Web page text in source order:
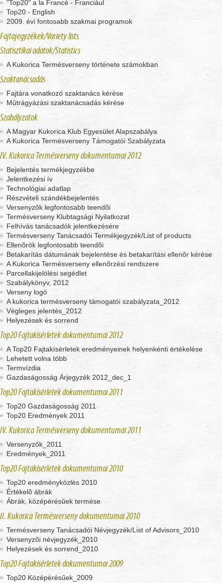
"Top20" a la Francé - Franciául
Top20 - English
2009. évi fontosabb szakmai programok
Fajtajegyzékek/Variety lists
Statisztikai adatok/Statistics
A Kukorica Termésverseny története számokban
Szaktanácsadás
Fajtára vonatkozó szaktanács kérése
Mûtrágyázási szaktanácsadás kérése
Szabályzatok
A Magyar Kukorica Klub Egyesület Alapszabálya
A Kukorica Termésverseny Támogatói Szabályzata
IV. Kukorica Termésverseny dokumentumai 2012
Bejelentés termékjegyzékbe
Jelentkezési ív
Technológiai adatlap
Részvételi szándékbejelentés
Versenyzõk legfontosabb teendõi
Termésverseny Klubtagsági Nyilatkozat
Felhívás tanácsadók jelentkezésére
Termésverseny Tanácsadói Termékjegyzék/List of products
Ellenõrök legfontosabb teendõi
Betakarítás dátumának bejelentése és betakarítási ellenőr kérése
A Kukorica Termésverseny ellenõrzési rendszere
Parcellakijelölési segédlet
Szabálykönyv, 2012
Verseny logó
A kukorica termésverseny támogatói szabályzata_2012
Végleges jelentés_2012
Helyezések és sorrend
Top20 Fajtakísérletek dokumentumai 2012
A Top20 Fajtakísérletek eredményeinek helyenkénti értékelése
Lehetett volna több
Termvízdia
Gazdaságosság Árjegyzék 2012_dec_1
Top20 Fajtakísérletek dokumentumai 2011
Top20 Gazdaságosság 2011
Top20 Eredmények 2011
IV. Kukorica Termésverseny dokumentumai 2011
Versenyzők_2011
Eredmények_2011
Top20 Fajtakísérletek dokumentumai 2010
Top20 eredményközlés 2010
Értékelõ ábrák
Ábrák, középérésûek termése
II. Kukorica Termésverseny dokumentumai 2010
Termésverseny Tanácsadói Névjegyzék/List of Advisors_2010
Versenyzõi névjegyzék_2010
Helyezések és sorrend_2010
Top20 Fajtakísérletek dokumentumai 2009
Top20 Középérésűek_2009